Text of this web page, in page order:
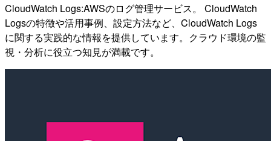
CloudWatch Logs:AWSのログ管理サービス。 CloudWatch
Logsの特徴や活用事例、設定方法など、CloudWatch Logs
に関する実践的な情報を提供しています。クラウド環境の監
視・分析に役立つ知見が満載です。